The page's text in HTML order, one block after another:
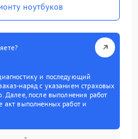
ноутбуков
и последующий
наряд с указанием страховых
Далее, после выполнения работ
акт выполненных работ и